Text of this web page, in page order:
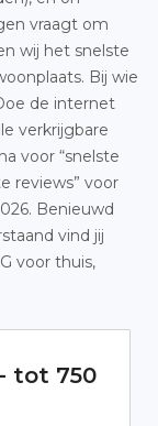
vraagt om
wij het snelste
Bij wie
de internet
verkrijgbare
voor “snelste
reviews” voor
Benieuwd
vind jij
voor thuis,
tot 750